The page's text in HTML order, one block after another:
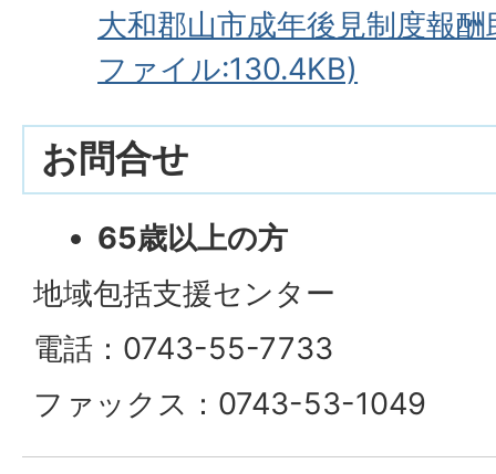
大和郡山市成年後見制度報
ファイル:130.4KB)
お問合せ
65歳以上の方
地域包括支援センター
電話：0743-55-7733
ファックス：0743-53-1049